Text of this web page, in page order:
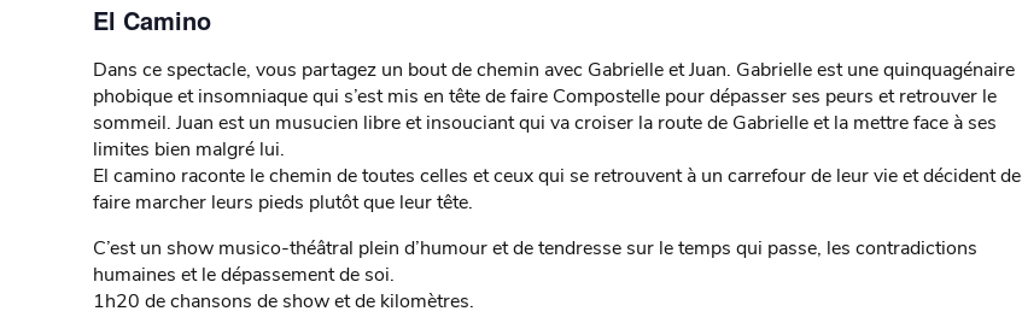
El Camino
Dans ce spectacle, vous partagez un bout de chemin avec Gabrielle et Juan. Gabrielle est une quinquagénaire
phobique et insomniaque qui s’est mis en tête de faire Compostelle pour dépasser ses peurs et retrouver le
sommeil. Juan est un musucien libre et insouciant qui va croiser la route de Gabrielle et la mettre face à ses
limites bien malgré lui.
El camino raconte le chemin de toutes celles et ceux qui se retrouvent à un carrefour de leur vie et décident de
faire marcher leurs pieds plutôt que leur tête.
C’est un show musico-théâtral plein d’humour et de tendresse sur le temps qui passe, les contradictions
humaines et le dépassement de soi.
1h20 de chansons de show et de kilomètres.